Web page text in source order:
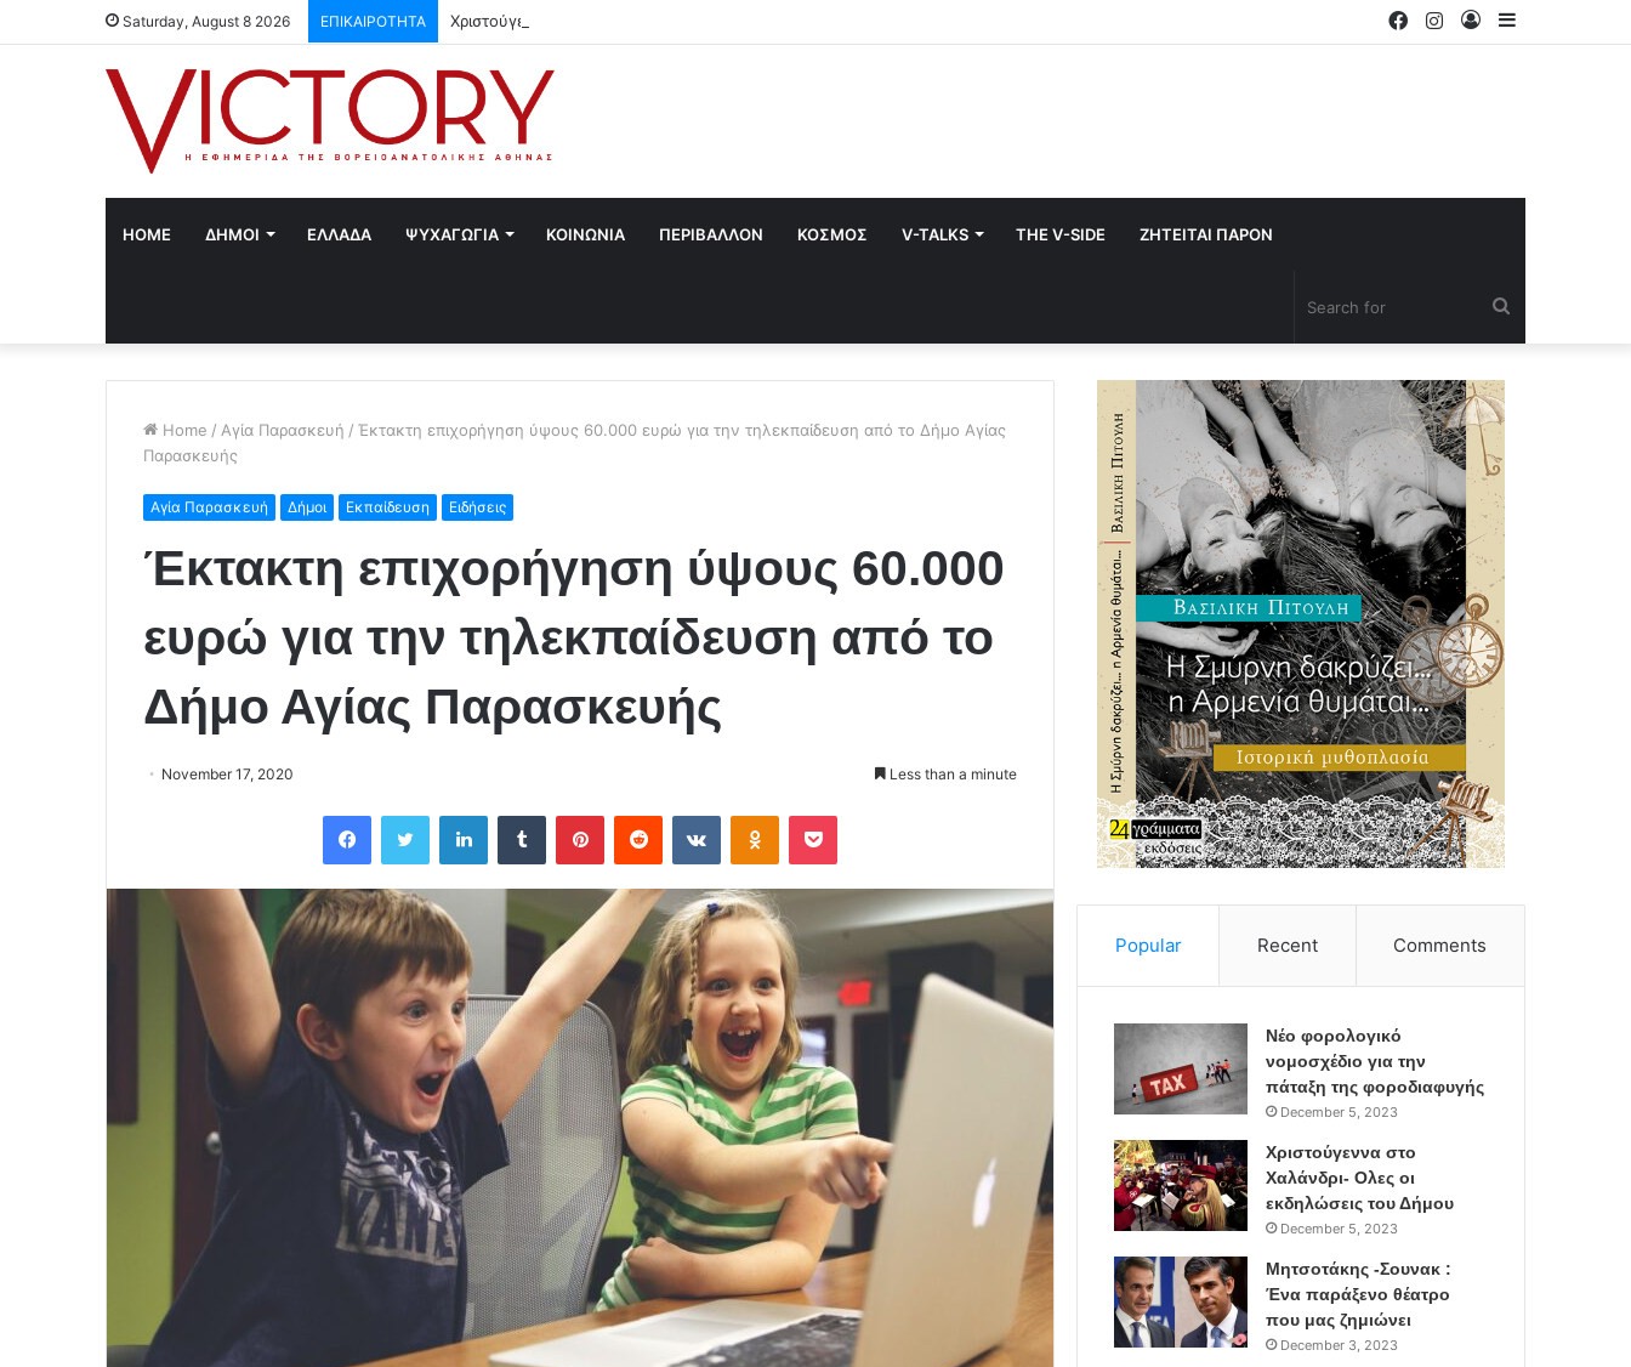
Saturday, August 8 2026 ΕΠΙΚΑΙΡΟΤΗΤΑ Χριστούγεννα στο Χαλάνδρι- Ολες οι εκδηλώσεις του Δήμου
Log
Instagram
Facebook
HOME ΔΗΜΟΙ ΕΛΛΑΔΑ ΨΥΧΑΓΩΓΙΑ ΚΟΙΝΩΝΙΑ ΠΕΡΙΒΑΛΛΟΝ ΚΟΣΜΟΣ V-TALKS THE V-SIDE ΖΗΤΕΙΤΑΙ ΠΑΡΟΝ
Home / Αγία Παρασκευή / Έκτακτη επιχορήγηση ύψους 60.000 ευρώ για την τηλεκπαίδευση από το Δήμο Αγίας
Παρασκευής
Αγία Παρασκευή Δήμοι Εκπαίδευση Ειδήσεις
Έκτακτη επιχορήγηση ύψους 60.000
ευρώ για την τηλεκπαίδευση από το
Δήμο Αγίας Παρασκευής
November 17, 2020 Less than a minute
Popular Recent Comments
Νέο φορολογικό
νομοσχέδιο για την
πάταξη της φοροδιαφυγής
December 5, 2023
Χριστούγεννα στο
Χαλάνδρι- Ολες οι
εκδηλώσεις του Δήμου
December 5, 2023
Μητσοτάκης -Σουνακ :
Ένα παράξενο θέατρο
που μας ζημιώνει
December 3, 2023